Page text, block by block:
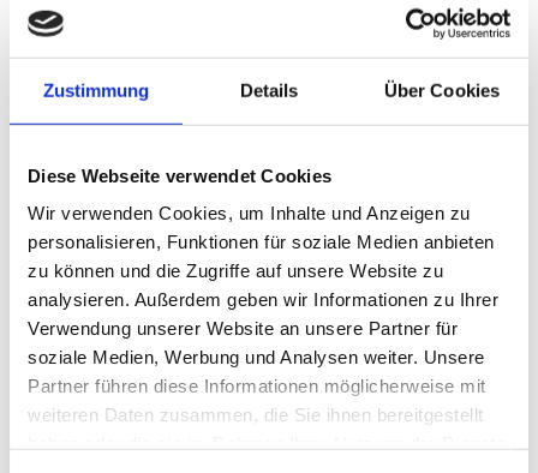
Zustimmung Details Über Cookies
Diese Webseite verwendet Cookies
Wir verwenden Cookies, um Inhalte und Anzeigen zu
personalisieren, Funktionen für soziale Medien anbieten
zu können und die Zugriffe auf unsere Website zu
analysieren. Außerdem geben wir Informationen zu Ihrer
Verwendung unserer Website an unsere Partner für
soziale Medien, Werbung und Analysen weiter. Unsere
Partner führen diese Informationen möglicherweise mit
weiteren Daten zusammen, die Sie ihnen bereitgestellt
Bille - Physiotherapeutin André - Physiotherapeut
Anmeldekraft